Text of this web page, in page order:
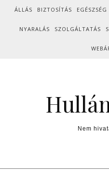
Skip to content
ÁLLÁS BIZTOSÍTÁS EGÉSZSÉG
NYARALÁS SZOLGÁLTATÁS
Nem